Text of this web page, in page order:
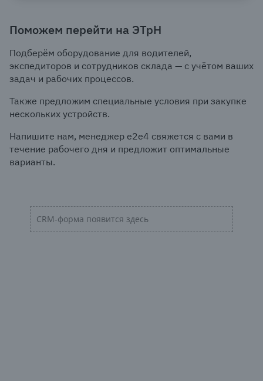
Поможем перейти на ЭТрН
Подберём оборудование для водителей,
экспедиторов и сотрудников склада — с учётом ваших
задач и рабочих процессов.
Также предложим специальные условия при закупке
нескольких устройств.
Напишите нам, менеджер e2e4 свяжется с вами в
течение рабочего дня и предложит оптимальные
варианты.